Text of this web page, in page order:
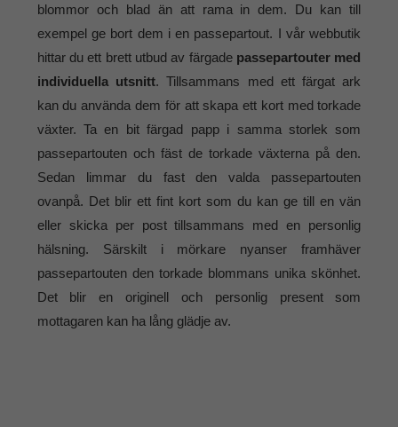
blommor och blad än att rama in dem. Du kan till
exempel ge bort dem i en passepartout. I vår webbutik
hittar du ett brett utbud av färgade passepartouter med
individuella utsnitt. Tillsammans med ett färgat ark
kan du använda dem för att skapa ett kort med torkade
växter. Ta en bit färgad papp i samma storlek som
passepartouten och fäst de torkade växterna på den.
Sedan limmar du fast den valda passepartouten
ovanpå. Det blir ett fint kort som du kan ge till en vän
eller skicka per post tillsammans med en personlig
hälsning. Särskilt i mörkare nyanser framhäver
passepartouten den torkade blommans unika skönhet.
Det blir en originell och personlig present som
mottagaren kan ha lång glädje av.